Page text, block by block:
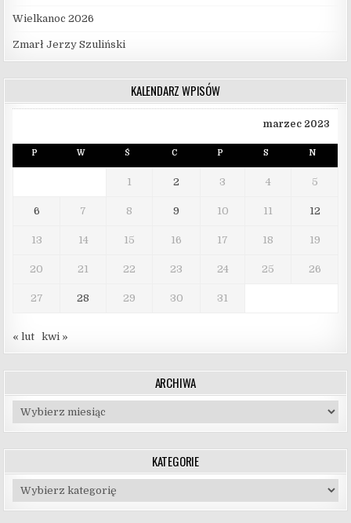
Wielkanoc 2026
Zmarł Jerzy Szuliński
KALENDARZ WPISÓW
marzec 2023
P W Ś C P S N
1 2 3 4 5
6 7 8 9 10 11 12
13 14 15 16 17 18 19
20 21 22 23 24 25 26
27 28 29 30 31
« lut kwi »
ARCHIWA
Archiwa
KATEGORIE
Kategorie